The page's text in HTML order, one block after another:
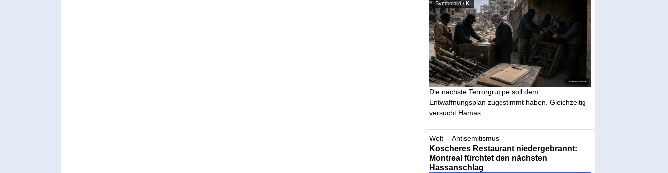
Symbolbild / KI
Die nächste Terrorgruppe soll dem
Entwaffnungsplan zugestimmt haben. Gleichzeitig
versucht Hamas ...
Welt -- Antisemitismus
Koscheres Restaurant niedergebrannt:
Montreal fürchtet den nächsten
Hassanschlag